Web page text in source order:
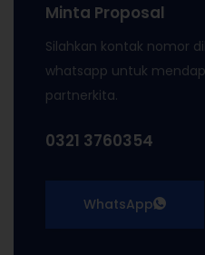
Minta Proposal
Silahkan kontak nomor
whatsapp untuk
partnerkita.
0321 3760354
WhatsApp